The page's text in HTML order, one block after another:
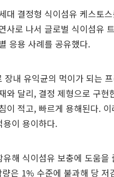
대 결정형 식이섬유 케스토
사로 나서 글로벌 식이섬유
응용 사례를 공유했다.
내 유익균의 먹이가 되는
와 달리, 결정 제형으로 구현
이 적고, 빠르게 용해된다.
이 용이하다.
해 식이섬유 보충에 도움을
은 1% 수준에 불과해 당 저